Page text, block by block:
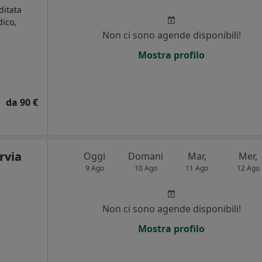
da 90 €
Non ci sono agende disponibili!
Mostra profilo
Oggi
9 Ago
Domani
10 Ago
Mar,
11 Ago
Mer,
12 Ago
Non ci sono agende disponibili!
Mostra profilo